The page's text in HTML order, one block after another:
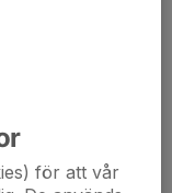
för att vår